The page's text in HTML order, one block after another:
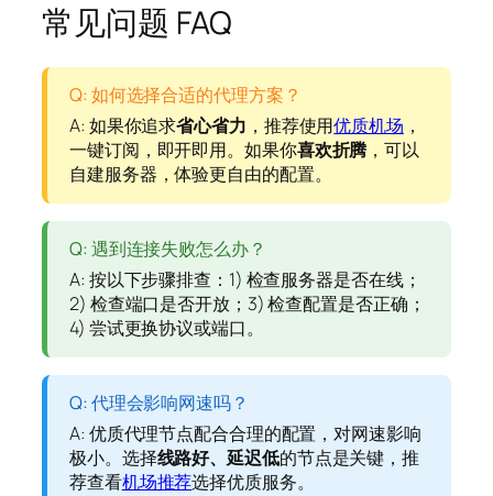
常见问题 FAQ
Q: 如何选择合适的代理方案？
A: 如果你追求省心省力 ，推荐使用优质机场 ，
一键订阅，即开即用。如果你喜欢折腾 ，可以
自建服务器，体验更自由的配置。
Q: 遇到连接失败怎么办？
A: 按以下步骤排查：1) 检查服务器是否在线；
2) 检查端口是否开放；3) 检查配置是否正确；
4) 尝试更换协议或端口。
Q: 代理会影响网速吗？
A: 优质代理节点配合合理的配置，对网速影响
极小。选择线路好、延迟低的节点是关键，推
荐查看机场推荐选择优质服务。